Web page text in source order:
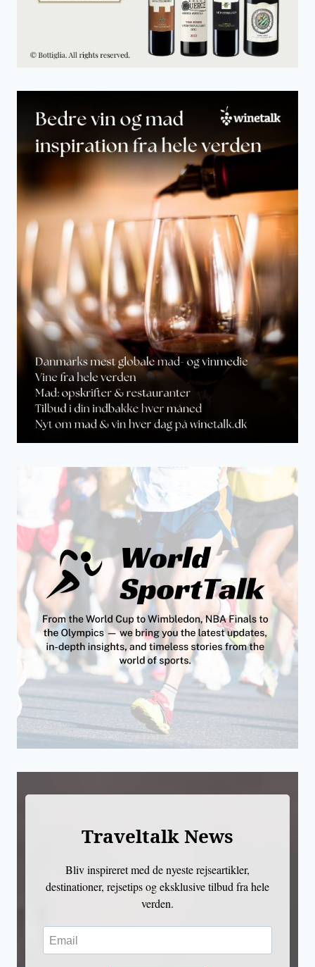
Traveltalk News
Bliv inspireret med de nyeste rejseartikler,
destinationer, rejsetips og eksklusive tilbud fra hele
verden.